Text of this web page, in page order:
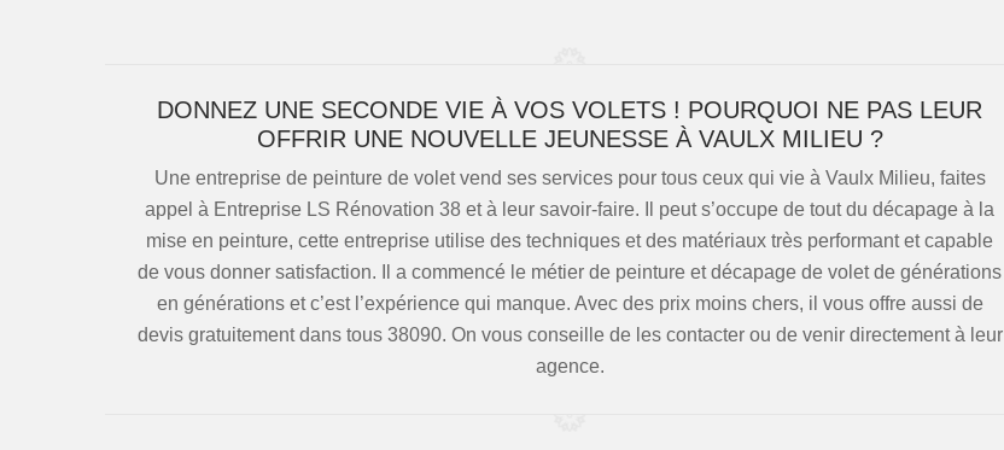
DONNEZ UNE SECONDE VIE À VOS VOLETS ! POURQUOI NE PAS LEUR
OFFRIR UNE NOUVELLE JEUNESSE À VAULX MILIEU ?
Une entreprise de peinture de volet vend ses services pour tous ceux qui vie à Vaulx Milieu, faites
appel à Entreprise LS Rénovation 38 et à leur savoir-faire. Il peut s’occupe de tout du décapage à la
mise en peinture, cette entreprise utilise des techniques et des matériaux très performant et capable
de vous donner satisfaction. Il a commencé le métier de peinture et décapage de volet de générations
en générations et c’est l’expérience qui manque. Avec des prix moins chers, il vous offre aussi de
devis gratuitement dans tous 38090. On vous conseille de les contacter ou de venir directement à leur
agence.